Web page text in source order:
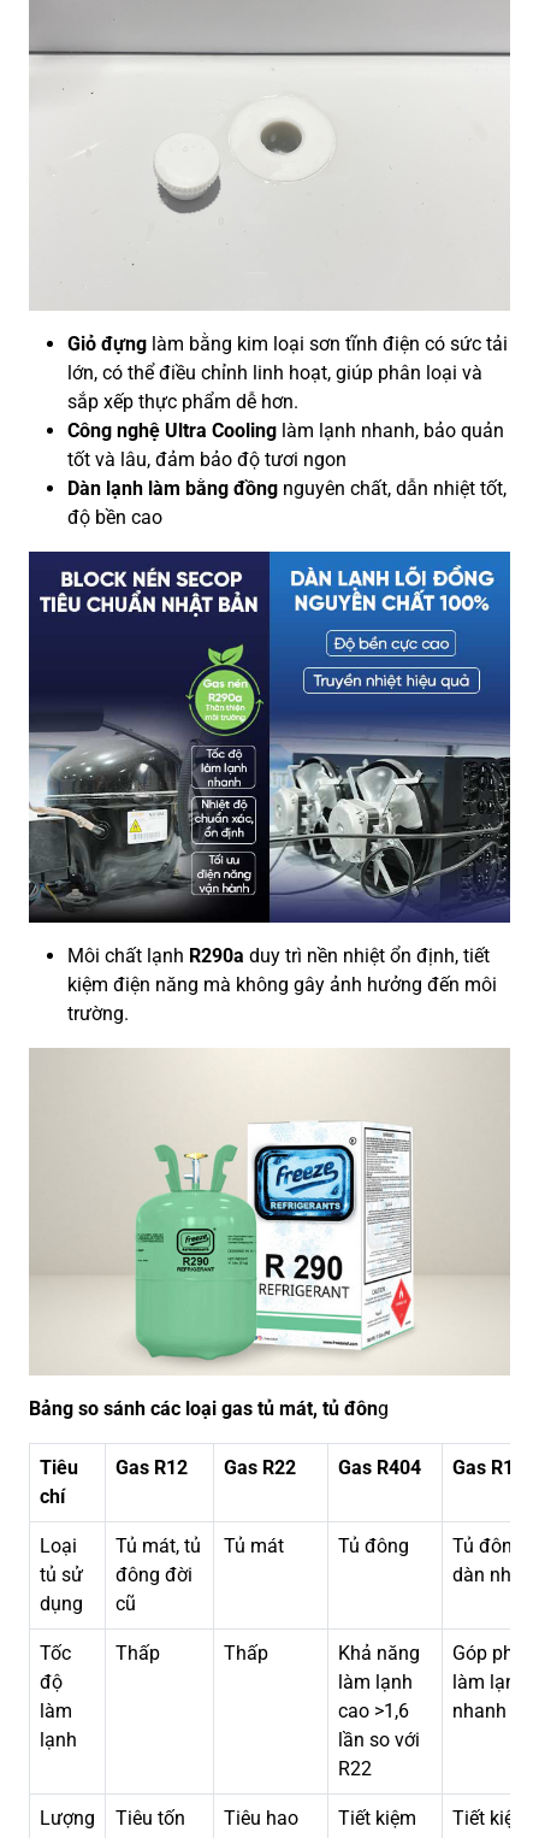
Giỏ đựng làm bằng kim loại sơn tĩnh điện có sức tải
lớn, có thể điều chỉnh linh hoạt, giúp phân loại và
sắp xếp thực phẩm dễ hơn.
Công nghệ Ultra Cooling làm lạnh nhanh, bảo quản
tốt và lâu, đảm bảo độ tươi ngon
Dàn lạnh làm bằng đồng nguyên chất, dẫn nhiệt tốt,
độ bền cao
Môi chất lạnh R290a duy trì nền nhiệt ổn định, tiết
kiệm điện năng mà không gây ảnh hưởng đến môi
trường.
Bảng so sánh các loại gas tủ mát, tủ đông
Tiêu
chí
Gas R12 Gas R22 Gas R404 Gas
Loại
tủ sử
dụng
Tủ mát, tủ
đông đời
cũ
Tủ mát Tủ đông
Tủ đông
dàn nhôm
Tốc
độ
làm
lạnh
Thấp Thấp
Khả năng
làm lạnh
cao >1,6
lần so với
R22
Góp phần
làm lạnh
nhanh
Lượng
Tiêu tốn
Tiêu hao
Tiết kiệm
Tiết kiệm